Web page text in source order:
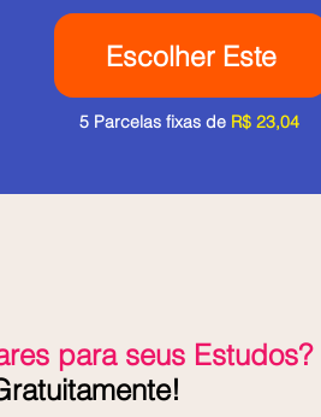
Escolher Este
5 Parcelas fixas de R$ 23,04
para seus Estudos?